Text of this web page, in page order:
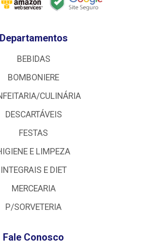
Departamentos
BEBIDAS
BOMBONIERE
CULINÁRIA
DESCARTÁVEIS
FESTAS
E LIMPEZA
INTEGRAIS E DIET
MERCEARIA
P/SORVETERIA
Fale Conosco